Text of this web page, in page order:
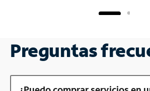
Preguntas